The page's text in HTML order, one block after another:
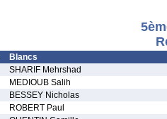
Blancs
SHARIF Mehrshad
MEDIOUB Salih
BESSEY Nicholas
ROBERT Paul